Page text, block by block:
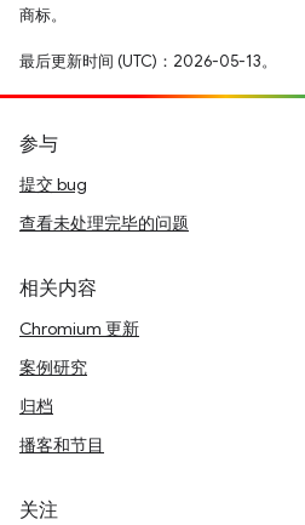
商标。
最后更新时间 (UTC)：2026-05-13。
参与
提交 bug
查看未处理完毕的问题
相关内容
Chromium 更新
案例研究
归档
播客和节目
关注